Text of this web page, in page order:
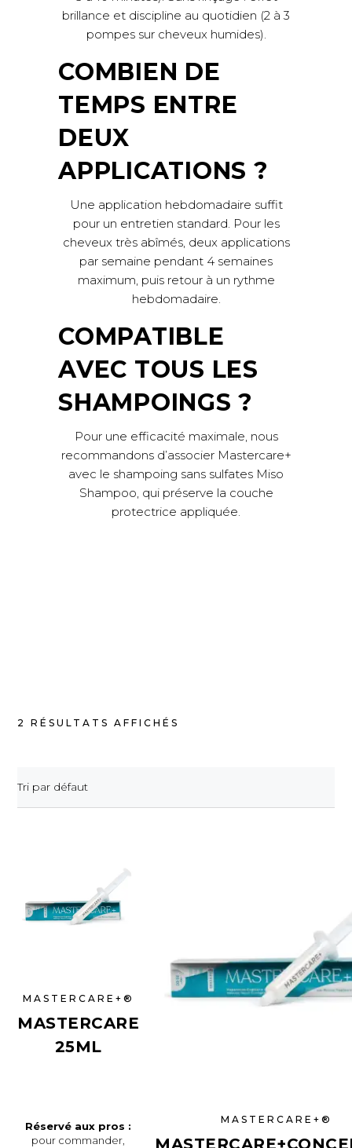
brillance et discipline au quotidien (2 à 3
pompes sur cheveux humides).
COMBIEN DE
TEMPS ENTRE
DEUX
APPLICATIONS ?
Une application hebdomadaire suffit
pour un entretien standard. Pour les
cheveux très abîmés, deux applications
par semaine pendant 4 semaines
maximum, puis retour à un rythme
hebdomadaire.
COMPATIBLE
AVEC TOUS LES
SHAMPOINGS ?
Pour une efficacité maximale, nous
recommandons d’associer Mastercare+
avec le shampoing sans sulfates Miso
Shampoo, qui préserve la couche
protectrice appliquée.
2 RÉSULTATS AFFICHÉS
Tri par défaut
MASTERCARE+®
MASTERCARE
25ML
Réservé aux pros :
pour commander,
MASTERCARE+®